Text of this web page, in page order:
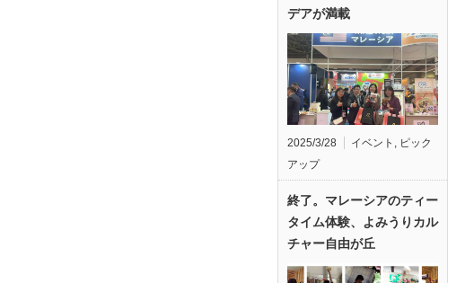
デアが満載
2025/3/28 イベント
ピック
アップ
終了。マレーシアのティー
タイム体験、よみうりカル
チャー自由が丘